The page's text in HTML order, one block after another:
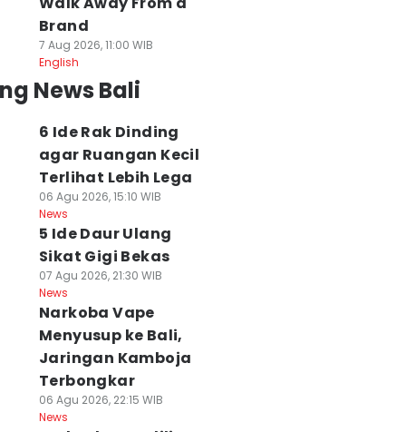
Brand
7 Aug 2026, 11:00 WIB
English
News Bali
6 Ide Rak Dinding
agar Ruangan Kecil
Terlihat Lebih Lega
06 Agu 2026, 15:10 WIB
News
5 Ide Daur Ulang
Sikat Gigi Bekas
07 Agu 2026, 21:30 WIB
News
Narkoba Vape
Menyusup ke Bali,
Jaringan Kamboja
Terbongkar
06 Agu 2026, 22:15 WIB
News